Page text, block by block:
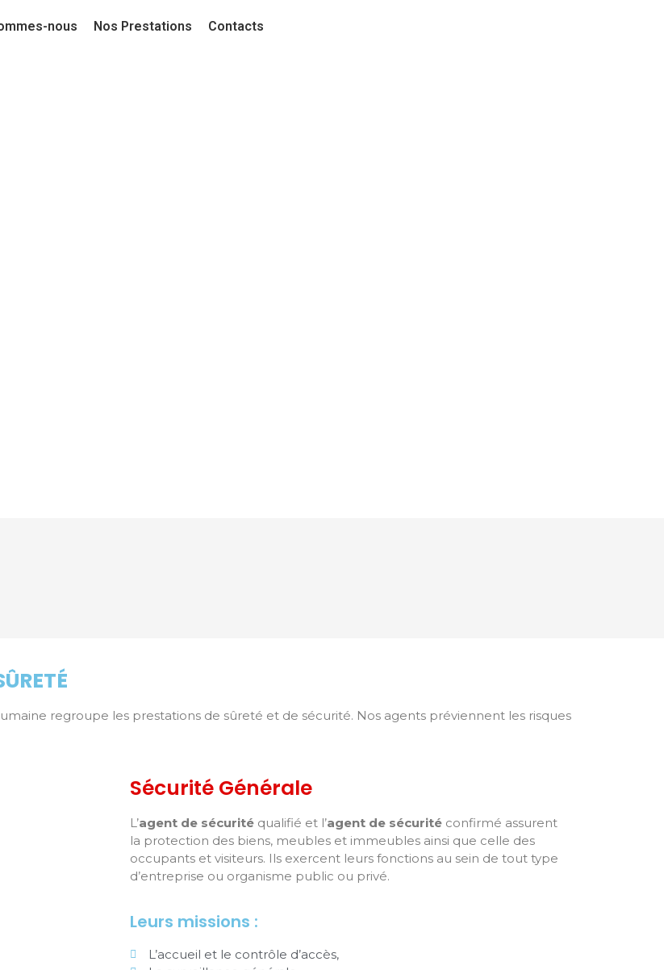
nous Nos Prestations Contacts
regroupe les prestations de sûreté et de sécurité. Nos agents préviennent les risques
Sécurité Générale
L’agent de sécurité qualifié et l’agent de sécurité confirmé assurent
la protection des biens, meubles et immeubles ainsi que celle des
occupants et visiteurs. Ils exercent leurs fonctions au sein de tout type
d’entreprise ou organisme public ou privé.
Leurs missions :
L’accueil et le contrôle d’accès,